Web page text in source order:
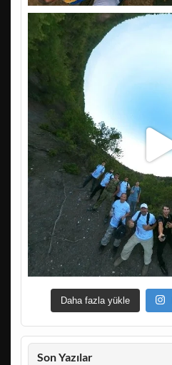
Daha fazla yükle
Son Yazılar